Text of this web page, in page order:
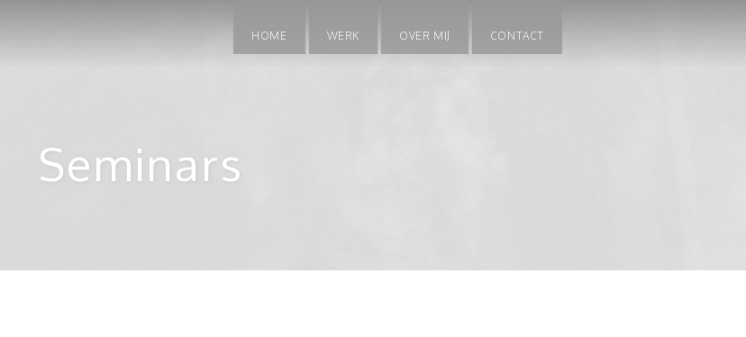
HOME WERK OVER MIJ CONTACT
Seminars